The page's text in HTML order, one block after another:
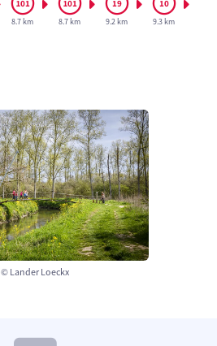
© Lander Loeckx
8.7 km 8.7 km 9.2 km 9.3 km